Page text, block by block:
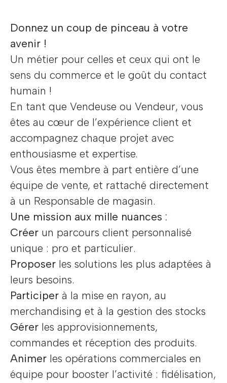
Donnez un coup de pinceau à votre
avenir !
Un métier pour celles et ceux qui ont le
sens du commerce et le goût du contact
humain !
En tant que Vendeuse ou Vendeur, vous
êtes au cœur de l’expérience client et
accompagnez chaque projet avec
enthousiasme et expertise.
Vous êtes membre à part entière d’une
équipe de vente, et rattaché directement
à un Responsable de magasin.
Une mission aux mille nuances :
Créer un parcours client personnalisé
unique : pro et particulier.
Proposer les solutions les plus adaptées à
leurs besoins.
Participer à la mise en rayon, au
merchandising et à la gestion des stocks
Gérer les approvisionnements,
commandes et réception des produits.
Animer les opérations commerciales en
équipe pour booster l’activité : fidélisation,